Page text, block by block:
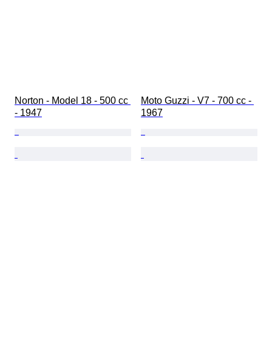
Norton - Model 18 - 500 cc
- 1947
Moto Guzzi - V7 - 700 cc -
1967